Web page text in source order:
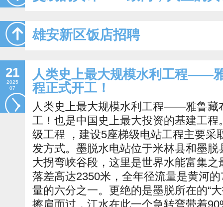
雄安新区饭店招聘
21
2025
07
人类史上最大规模水利工程——
程正式开工！
人类史上最大规模水利工程——雅鲁藏
工！也是中国史上最大投资的基建工
级工程 ，建设5座梯级电站工程主要采
发方式。墨脱水电站位于米林县和墨
大拐弯峡谷段，这里是世界水能富集
落差高达2350米，全年径流量是黄河
量的六分之一。更绝的是墨脱所在的“
擦肩而过，江水在此一个急转弯带着